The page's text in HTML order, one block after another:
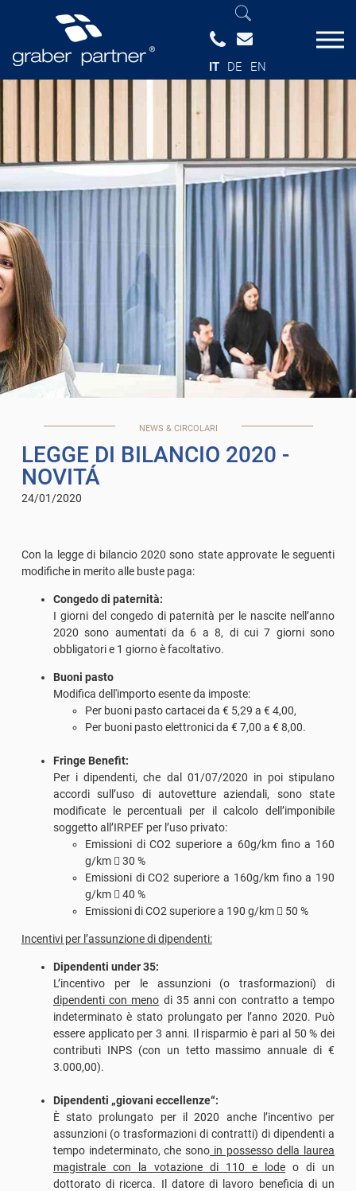
IT DE EN
NEWS & CIRCOLARI
LEGGE DI BILANCIO 2020 -
NOVITÁ
24/01/2020
Con la legge di bilancio 2020 sono state approvate le seguenti
modifiche in merito alle buste paga:
Congedo di paternità:
I giorni del congedo di paternità per le nascite nell’anno
2020 sono aumentati da 6 a 8, di cui 7 giorni sono
obbligatori e 1 giorno è facoltativo.
Buoni pasto
Modifica dell'importo esente da imposte:
Per buoni pasto cartacei da € 5,29 a € 4,00,
Per buoni pasto elettronici da € 7,00 a € 8,00.
Fringe Benefit:
Per i dipendenti, che dal 01/07/2020 in poi stipulano
accordi sull’uso di autovetture aziendali, sono state
modificate le percentuali per il calcolo dell’imponibile
soggetto all’IRPEF per l’uso privato:
Emissioni di CO2 superiore a 60g/km fino a 160
g/km  30 %
Emissioni di CO2 superiore a 160g/km fino a 190
g/km  40 %
Emissioni di CO2 superiore a 190 g/km  50 %
Incentivi per l’assunzione di dipendenti:
Dipendenti under 35:
L’incentivo per le assunzioni (o trasformazioni) di
dipendenti con meno di 35 anni con contratto a tempo
indeterminato è stato prolungato per l’anno 2020. Può
essere applicato per 3 anni. Il risparmio è pari al 50 % dei
contributi INPS (con un tetto massimo annuale di €
3.000,00).
Dipendenti „giovani eccellenze“:
È stato prolungato per il 2020 anche l’incentivo per
assunzioni (o trasformazioni di contratti) di dipendenti a
tempo indeterminato, che sono in possesso della laurea
magistrale con la votazione di 110 e lode o di un
dottorato di ricerca. Il datore di lavoro beneficia di un